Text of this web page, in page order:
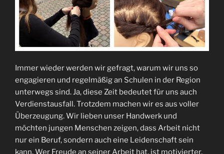
Immer wieder werden wir gefragt, warum wir uns so
engagieren und regelmäßig an Schulen in der Region
unterwegs sind. Ja, diese Zeit bedeutet für uns auch
Verdienstausfall. Trotzdem machen wir es aus voller
Überzeugung. Wir lieben unser Handwerk und
möchten jungen Menschen zeigen, dass Arbeit nicht
nur ein Beruf, sondern auch eine Leidenschaft sein
kann. Wer Freude an seiner Arbeit hat, ist motivierter,